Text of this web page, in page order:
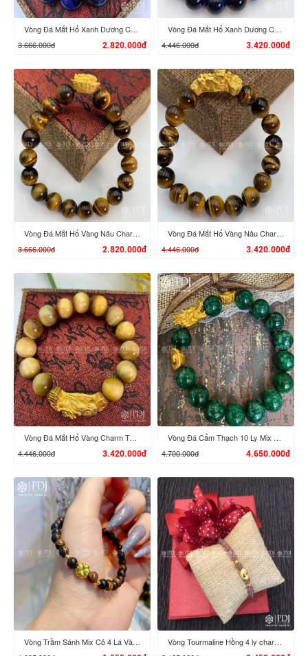
XEM CHI TIẾT
Vòng Đá Mắt Hổ Xanh Dương Charm Tỳ Hưu Cưỡi Đĩnh Vàng 24K
3.666.000đ
2.820.000đ
XEM CHI TIẾT
Vòng Đá Mắt Hổ Xanh Dương Charm Tỳ Hưu Cưỡi Gậy Như Ý Vàng 24K
4.446.000đ
3.420.000đ
XEM CHI TIẾT
Vòng Đá Mắt Hổ Vàng Nâu Charm Tỳ Hưu Cưỡi Đĩnh Vàng 24K
3.666.000đ
2.820.000đ
XEM CHI TIẾT
Vòng Đá Mắt Hổ Vàng Nâu Charm Tỳ Hưu Cưỡi Gậy Như Ý Vàng 24K
4.446.000đ
3.420.000đ
XEM CHI TIẾT
Vòng Đá Mắt Hổ Vàng Charm Tỳ Hưu Cưỡi Gậy Như Ý Vàng 24K
4.446.000đ
3.420.000đ
XEM CHI TIẾT
Vòng Đá Cẩm Thạch 10 Ly Mix Đầu Rồng, Đĩnh Vàng 24K
4.700.000đ
4.650.000đ
Vòng Trầm Sánh Mix Cỏ 4 Lá Vàng 24K
Vòng Tourmaline Hồng 4 ly charm Đĩnh Vàng 24K